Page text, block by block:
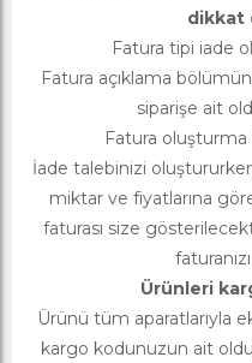
dikkat
Fatura tipi iade
Fatura açıklama
siparişe ait
Fatura oluşturma
İade talebinizi
miktar ve fiyatlarına
faturası size
Ürünleri
Ürünü tüm aparatlarıyla
kargo kodunuzun ait